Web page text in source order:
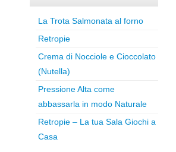
La Trota Salmonata al forno
Retropie
Crema di Nocciole e Cioccolato
(Nutella)
Pressione Alta come
abbassarla in modo Naturale
Retropie – La tua Sala Giochi a
Casa